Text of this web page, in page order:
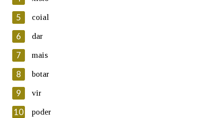
Lin e acepto as condicións da política de
Introduce o código que aparece na imaxe:
Texto de verificación
5 coial
6 dar
7 mais
8 botar
9 vir
10 poder